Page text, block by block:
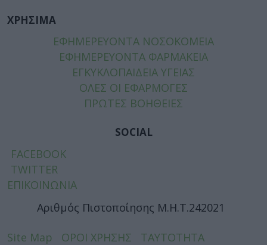
ΧΡΗΣΙΜΑ
ΕΦΗΜΕΡΕΥΟΝΤΑ ΝΟΣΟΚΟΜΕΙΑ
ΕΦΗΜΕΡΕΥΟΝΤΑ ΦΑΡΜΑΚΕΙΑ
ΕΓΚΥΚΛΟΠΑΙΔΕΙΑ ΥΓΕΙΑΣ
ΟΛΕΣ ΟΙ ΕΦΑΡΜΟΓΕΣ
ΠΡΩΤΕΣ ΒΟΗΘΕΙΕΣ
SOCIAL
FACEBOOK
TWITTER
ΕΠΙΚΟΙΝΩΝΙΑ
Αριθμός Πιστοποίησης Μ.Η.Τ.242021
Site Map ΟΡΟΙ ΧΡΗΣΗΣ
ΤΑΥΤΟΤΗΤΑ